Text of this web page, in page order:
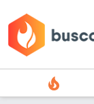
search
local_fire_department